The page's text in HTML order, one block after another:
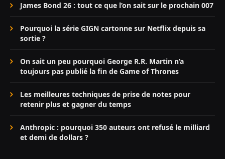
James Bond 26 : tout ce que l’on sait sur le prochain 007
Pourquoi la série GIGN cartonne sur Netflix depuis sa
sortie ?
On sait un peu pourquoi George R.R. Martin n’a
toujours pas publié la fin de Game of Thrones
Les meilleures techniques de prise de notes pour
retenir plus et gagner du temps
Anthropic : pourquoi 350 auteurs ont refusé le milliard
et demi de dollars ?